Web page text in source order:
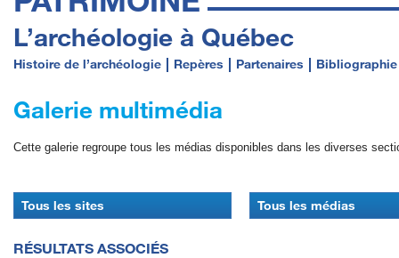
L’archéologie à Québec
Histoire de l’archéologie Repères Partenaires Bibliographie
Galerie multimédia
Cette galerie regroupe tous les médias disponibles dans les diverses
RÉSULTATS ASSOCIÉS